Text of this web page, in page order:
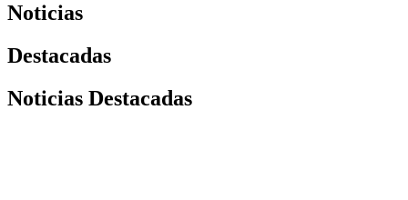
Noticias
Destacadas
Noticias Destacadas